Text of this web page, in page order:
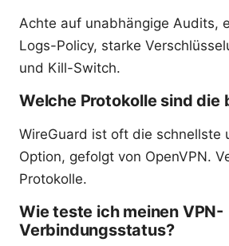
Achte auf unabhängige Audits,
Logs-Policy, starke
und Kill-Switch.
Welche Protokolle sind die
WireGuard ist oft die schnellste
Option, gefolgt von OpenVPN.
Protokolle.
Wie teste ich meinen VPN-
Verbindungsstatus?